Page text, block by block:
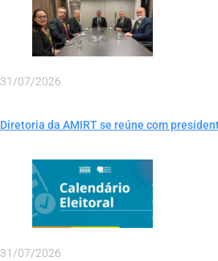
31/07/2026
Diretoria da AMIRT se reúne com
31/07/2026